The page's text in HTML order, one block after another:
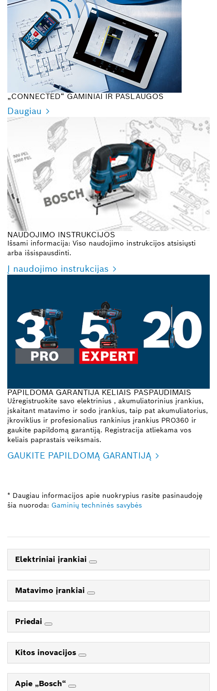
„CONNECTED“ GAMINIAI IR PASLAUGOS
Daugiau
NAUDOJIMO INSTRUKCIJOS
Išsami informacija: Viso naudojimo instrukcijos atsisiųsti
arba išsispausdinti.
Į naudojimo instrukcijas
PAPILDOMA GARANTIJA KELIAIS PASPAUDIMAIS
Užregistruokite savo elektrinius , akumuliatorinius įrankius,
įskaitant matavimo ir sodo įrankius, taip pat akumuliatorius,
įkroviklius ir profesionalius rankinius įrankius PRO360 ir
gaukite papildomą garantiją. Registracija atliekama vos
keliais paprastais veiksmais.
GAUKITE PAPILDOMĄ GARANTIJĄ
* Daugiau informacijos apie nuokrypius rasite pasinaudoję
šia nuoroda: Gaminių techninės savybės
Elektriniai įrankiai
Matavimo įrankiai
Priedai
Kitos inovacijos
Apie „Bosch“